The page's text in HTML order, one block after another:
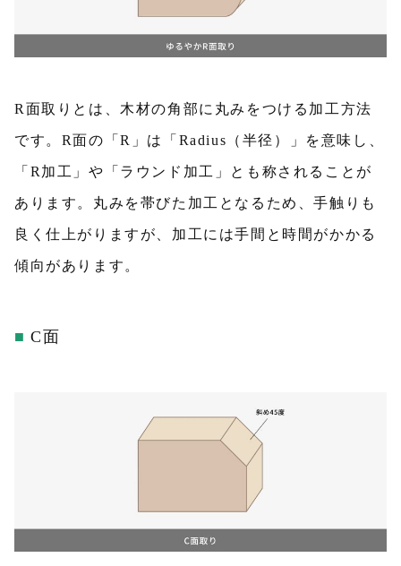
R面取りとは、木材の角部に丸みをつける加工方法
です。R面の「R」は「Radius（半径）」を意味し、
「R加工」や「ラウンド加工」とも称されることが
あります。丸みを帯びた加工となるため、手触りも
良く仕上がりますが、加工には手間と時間がかかる
傾向があります。
C面